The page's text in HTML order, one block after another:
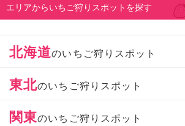
エリアからいちご狩りスポットを探す
北海道のいちご狩りスポット
東北のいちご狩りスポット
関東のいちご狩りスポット